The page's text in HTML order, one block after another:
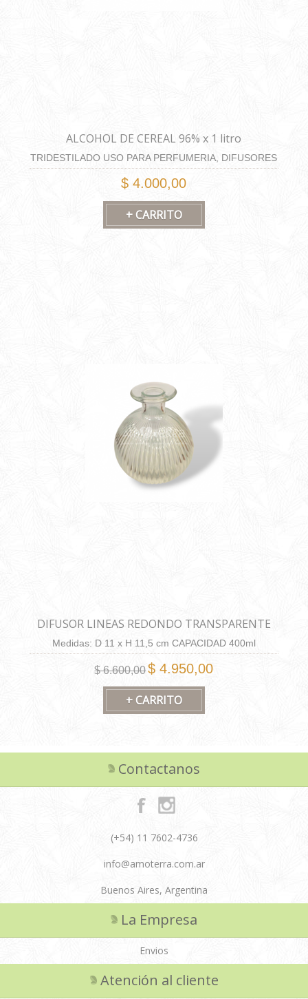
ALCOHOL DE CEREAL 96% x 1 litro
TRIDESTILADO USO PARA PERFUMERIA, DIFUSORES
Y HOME SPRAY
$ 4.000,00
DIFUSOR LINEAS REDONDO TRANSPARENTE
Medidas: D 11 x H 11,5 cm CAPACIDAD 400ml
$ 6.600,00$ 4.950,00
Contactanos
(+54) 11 7602-4736
info@amoterra.com.ar
Buenos Aires, Argentina
La Empresa
Envios
Atención al cliente